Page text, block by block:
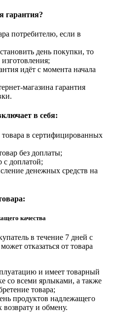
гарантия?
потребителю, если в
день покупки, то
идёт с момента начала
магазина гарантия
в себя:
товара в сертифицированных
без доплаты;
с доплатой;
денежных средств на
качества
в течение 7 дней с
отказаться от товара
и имеет товарный
со всеми ярлыками, а также
товара;
продуктов надлежащего
и обмену.